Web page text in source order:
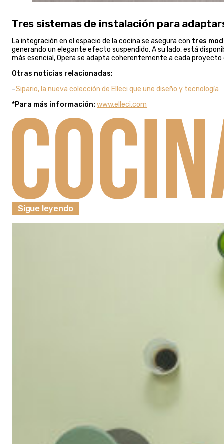
Tres sistemas de instalación para
La integración en el espacio de la cocina se asegura con tres
generando un elegante efecto suspendido. A su lado, está
más esencial, Opera se adapta coherentemente a cada
Otras noticias relacionadas:
–Sipario, la nueva colección de Elleci que une diseño y tecnología
*Para más información: www.elleci.com
Sigue leyendo